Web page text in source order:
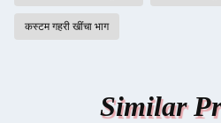
कस्टम गहरी खींचा भाग
Similar